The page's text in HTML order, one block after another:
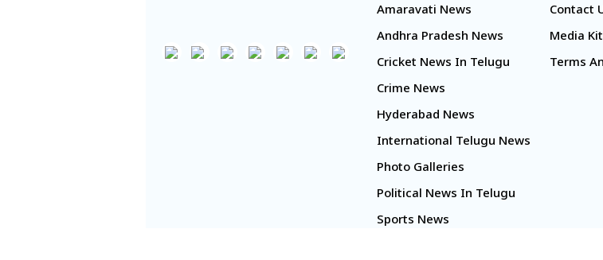
Amaravati News
Andhra Pradesh News
Cricket News In Telugu
Crime News
Hyderabad News
International Telugu News
Photo Galleries
Political News In Telugu
Sports News
Contact
Media Kit
Terms